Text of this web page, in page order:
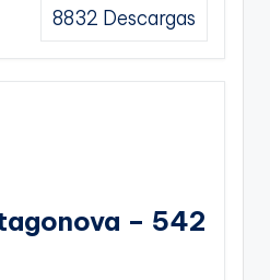
8832 Descargas
– 542